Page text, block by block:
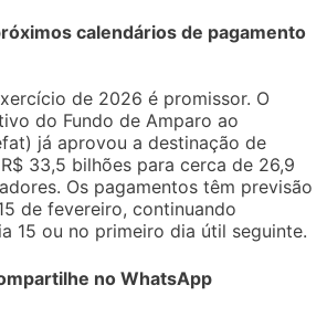
calendários de pagamento
de 2026 é promissor. O
do Fundo de Amparo ao
já aprovou a destinação de
33,5 bilhões para cerca de 26,9
Os pagamentos têm previsão
de fevereiro, continuando
15 ou no primeiro dia útil seguinte.
no WhatsApp